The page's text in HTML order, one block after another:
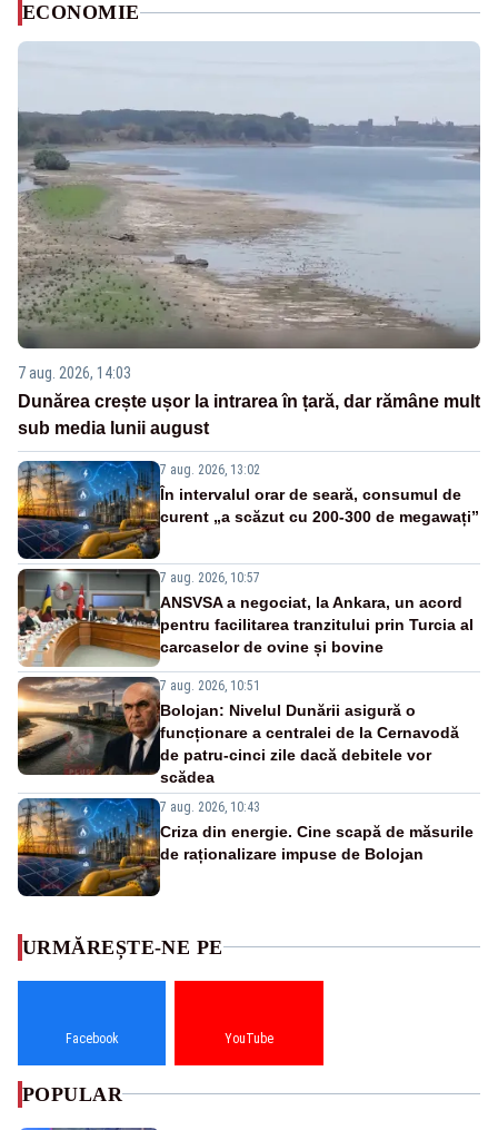
ECONOMIE
7 aug. 2026, 14:03
Dunărea crește ușor la intrarea în țară, dar rămâne mult
sub media lunii august
7 aug. 2026, 13:02
În intervalul orar de seară, consumul de
curent „a scăzut cu 200-300 de megawați”
7 aug. 2026, 10:57
ANSVSA a negociat, la Ankara, un acord
pentru facilitarea tranzitului prin Turcia al
carcaselor de ovine și bovine
7 aug. 2026, 10:51
Bolojan: Nivelul Dunării asigură o
funcționare a centralei de la Cernavodă
de patru-cinci zile dacă debitele vor
scădea
7 aug. 2026, 10:43
Criza din energie. Cine scapă de măsurile
de raționalizare impuse de Bolojan
URMĂREȘTE-NE PE
Facebook YouTube
POPULAR